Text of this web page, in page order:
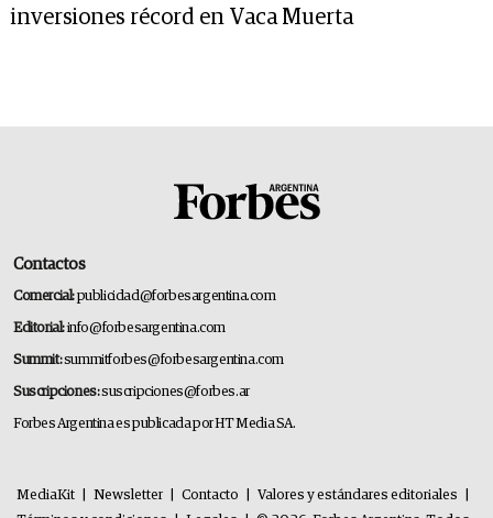
inversiones récord en Vaca Muerta
Contactos
Comercial:publicidad@forbesargentina.com
Editorial:info@forbesargentina.com
Summit:summitforbes@forbesargentina.com
Suscripciones:suscripciones@forbes.ar
Forbes Argentina es publicada por HT Media SA.
MediaKit Newsletter Contacto Valores y estándares editoriales